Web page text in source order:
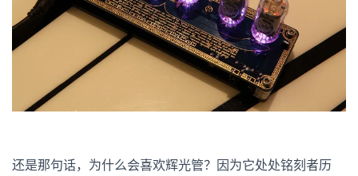
还是那句话，为什么会喜欢辉光管？因为它处处铭刻者历